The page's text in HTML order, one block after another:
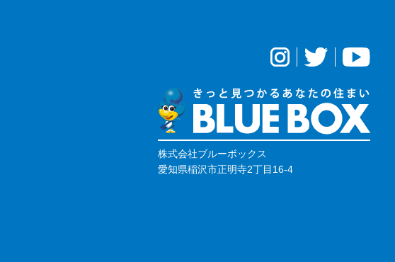
株式会社ブルーボックス
愛知県稲沢市正明寺2丁目16-4